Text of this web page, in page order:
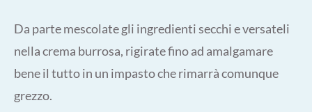
Da parte mescolate gli ingredienti secchi e versateli
nella crema burrosa, rigirate fino ad amalgamare
bene il tutto in un impasto che rimarrà comunque
grezzo.